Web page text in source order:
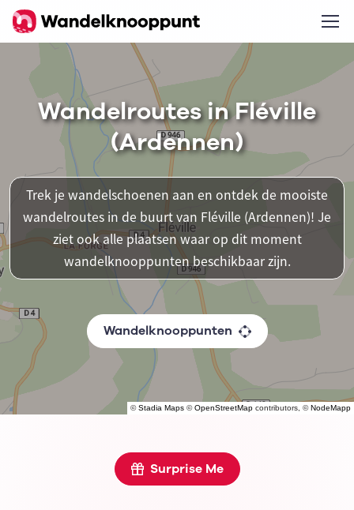
©Stadia Maps ©OpenStreetMap contributors, ©NodeMapp
Wandelroutes in Fléville
(Ardennen)
Trek je wandelschoenen aan en ontdek de mooiste
wandelroutes in de buurt van Fléville (Ardennen)! Je
ziet ook alle plaatsen waar op dit moment
wandelknooppunten beschikbaar zijn.
Wandelknooppunten
Surprise Me